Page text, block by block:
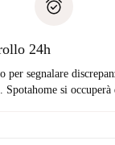
del pagamento
problemi.
24h
per segnalare
Spotahome si